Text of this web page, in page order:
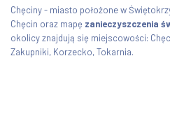
Chęciny - miasto położone w
Chęcin oraz mapę zanieczyszczenia
okolicy znajdują się miejscowości:
Zakupniki, Korzecko, Tokarnia.